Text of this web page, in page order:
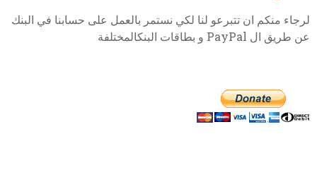
لرجاء منكم ان تتبرعو لنا لكي نستمر بالعمل على حسابنا في البنك
عن طريق ال PayPal و بطاقات البنكالمختلفة